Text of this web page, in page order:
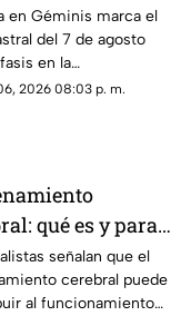
a Géminis
la
en Géminis marca el
del 7 de agosto
en la
las ideas y los
2026 08:03 p. m.
qué es y para
señalan que el
cerebral puede
al funcionamiento